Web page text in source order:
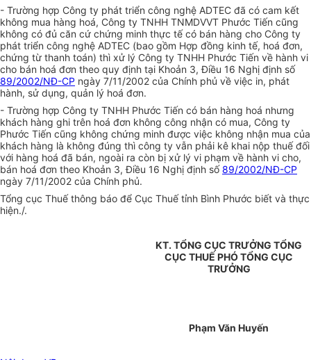
- Trường hợp Công ty phát triển công nghệ ADTEC đã có cam kết
không mua hàng hoá, Công ty TNHH TNMDVVT Phước Tiến cũng
không có đủ căn cứ chứng minh thực tế có bán hàng cho Công ty
phát triển công nghệ ADTEC (bao gồm Hợp đồng kinh tế, hoá đơn,
chứng từ thanh toán) thì xử lý Công ty TNHH Phước Tiến về hành vi
cho bán hoá đơn theo quy định tại Khoản 3, Điều 16 Nghị định số
89/2002/NĐ-CP ngày 7/11/2002 của Chính phủ về việc in, phát
hành, sử dụng, quản lý hoá đơn.
- Trường hợp Công ty TNHH Phước Tiến có bán hàng hoá nhưng
khách hàng ghi trên hoá đơn không công nhận có mua, Công ty
Phước Tiến cũng không chứng minh được việc không nhận mua của
khách hàng là không đúng thì công ty vẫn phải kê khai nộp thuế đối
với hàng hoá đã bán, ngoài ra còn bị xử lý vi phạm về hành vi cho,
bán hoá đơn theo Khoản 3, Điều 16 Nghị định số89/2002/NĐ-CP
ngày 7/11/2002 của Chính phủ.
Tổng cục Thuế thông báo để Cục Thuế tỉnh Bình Phước biết và thực
hiện./.
KT. TỔNG CỤC TRƯỞNG TỔNG
CỤC THUẾ PHÓ TỔNG CỤC
TRƯỞNG
Phạm Văn Huyến